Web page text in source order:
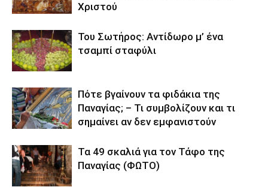
Χριστού
Του Σωτήρος: Αντίδωρο μ’ ένα
τσαμπί σταφύλι
Πότε βγαίνουν τα φιδάκια της
Παναγίας; – Τι συμβολίζουν και τι
σημαίνει αν δεν εμφανιστούν
Τα 49 σκαλιά για τον Τάφο της
Παναγίας (ΦΩΤΟ)